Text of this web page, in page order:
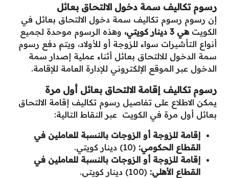
رسوم تكاليف سمة دخول الالتحاق بعائل
إن رسوم رسوم تكاليف سمة دخول الالتحاق بعائل في
الكويت هي 3 دينار كويتي،
وهذه الرسوم موحدة لجميع
أنواع التأشيرات سواء للزوجة أو للأولاد، ويتم دفع رسوم
سمة الدخول للالتحاق بعائل أثناء عملية إصدار سمة
الدخول عبر الموقع الإلكتروني للإدارة العامة للإقامة.
رسوم تكاليف إقامة الالتحاق بعائل أول مرة
يمكن الاطلاع على تفاصيل رسوم تكاليف إقامة الالتحاق
بعائل أول مرة في الكويت عبر النقاط التالية:
إقامة للزوجة أو الزوجات بالنسبة للعاملين في
القطاع الحكومي: (10) دينار كويتي.
إقامة للزوجة أو الزوجات بالنسبة للعاملين في
القطاع الأهلي: (100) دينار كويتي.